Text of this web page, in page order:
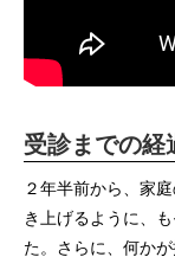
受診までの経
２年半前から、家
き上げるように、
た。さらに、何か